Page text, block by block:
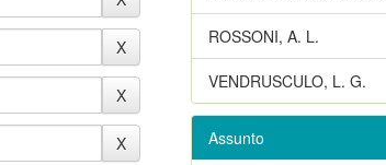
ROSSONI, A. L.
VENDRUSCULO, L. G.
Assunto